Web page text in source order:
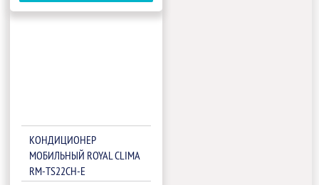
КОНДИЦИОНЕР
МОБИЛЬНЫЙ ROYAL CLIMA
RM-TS22CH-E